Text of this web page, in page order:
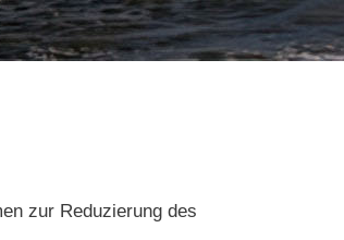
zur Reduzierung des